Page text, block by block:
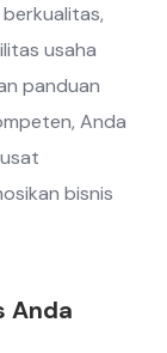
usaha
panduan
Anda
bisnis
Anda